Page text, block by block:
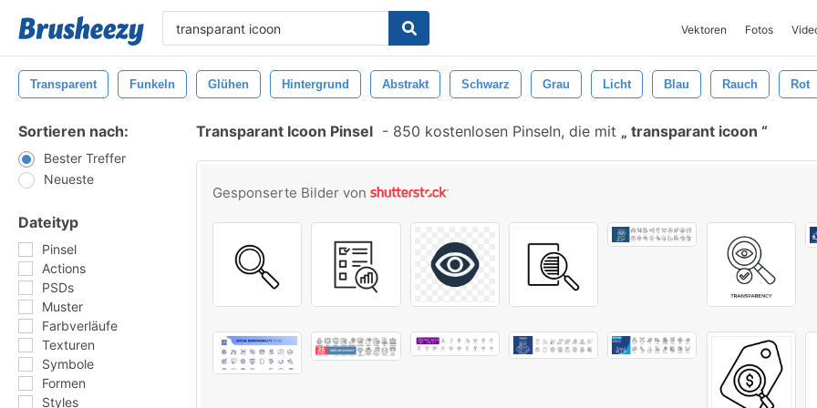
Vektoren Fotos
Transparent Funkeln Glühen Hintergrund Abstrakt Schwarz Grau Licht Blau Rauch Rot
Sortieren nach:
Bester Treffer
Neueste
Dateityp
Pinsel
Actions
PSDs
Muster
Farbverläufe
Texturen
Symbole
Formen
Styles
Transparant Icoon Pinsel - 850 kostenlosen Pinseln, die mit transparant icoon
Gesponserte Bilder von